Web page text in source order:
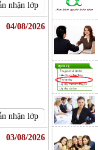
nhận lớp
04/08/2026
nhận lớp
03/08/2026